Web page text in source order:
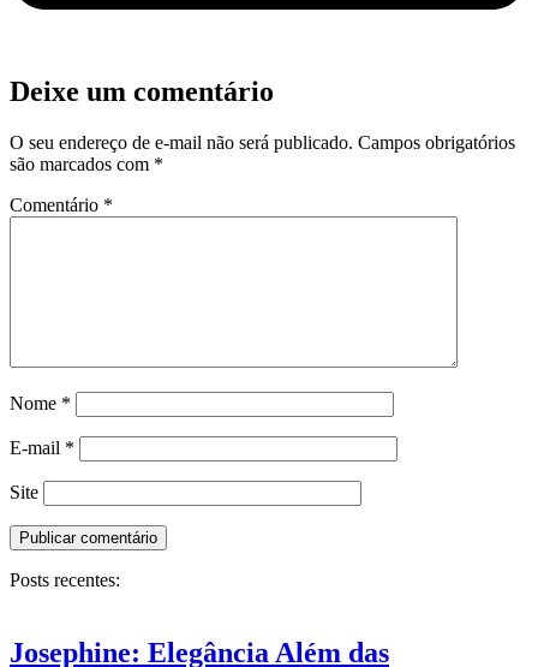
Deixe um comentário
O seu endereço de e-mail não será publicado. Campos obrigatórios
são marcados com *
Comentário *
Nome *
E-mail *
Site
Posts recentes:
Josephine: Elegância Além das